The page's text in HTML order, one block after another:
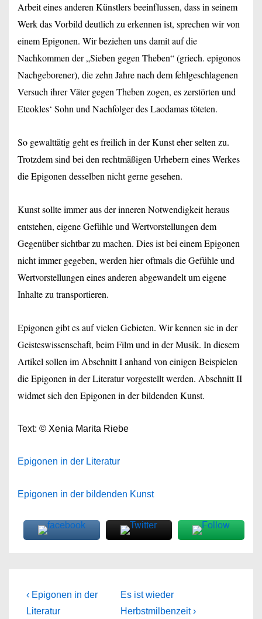
Arbeit eines anderen Künstlers beeinflussen, dass in seinem
Werk das Vorbild deutlich zu erkennen ist, sprechen wir von
einem Epigonen. Wir beziehen uns damit auf die
Nachkommen der „Sieben gegen Theben“ (griech. epigonos
Nachgeborener), die zehn Jahre nach dem fehlgeschlagenen
Versuch ihrer Väter gegen Theben zogen, es zerstörten und
Eteokles‘ Sohn und Nachfolger des Laodamas töteten.
So gewalttätig geht es freilich in der Kunst eher selten zu.
Trotzdem sind bei den rechtmäßigen Urhebern eines Werkes
die Epigonen desselben nicht gerne gesehen.
Kunst sollte immer aus der inneren Notwendigkeit heraus
entstehen, eigene Gefühle und Wertvorstellungen dem
Gegenüber sichtbar zu machen. Dies ist bei einem Epigonen
nicht immer gegeben, werden hier oftmals die Gefühle und
Wertvorstellungen eines anderen abgewandelt um eigene
Inhalte zu transportieren.
Epigonen gibt es auf vielen Gebieten. Wir kennen sie in der
Geisteswissenschaft, beim Film und in der Musik. In diesem
Artikel sollen im Abschnitt I anhand von einigen Beispielen
die Epigonen in der Literatur vorgestellt werden. Abschnitt II
widmet sich den Epigonen in der bildenden Kunst.
Text: © Xenia Marita Riebe
Epigonen in der Literatur
Epigonen in der bildenden Kunst
Beitragsnavigation
Previous
Post
‹ Epigonen in der
Literatur
Next
Post
Es ist wieder
Herbstmilbenzeit ›